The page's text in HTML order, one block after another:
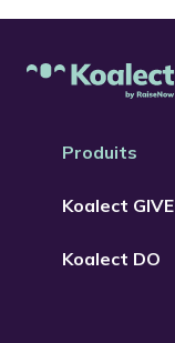
Produits
Koalect GIVE
Koalect DO